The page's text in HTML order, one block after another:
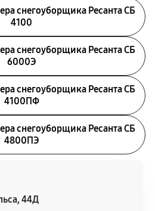
снегоуборщика Ресанта СБ
4100
снегоуборщика Ресанта СБ
6000Э
снегоуборщика Ресанта СБ
4100ПФ
снегоуборщика Ресанта СБ
4800ПЭ
44Д